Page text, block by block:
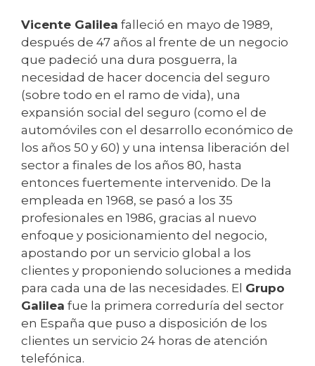
Vicente Galilea falleció en mayo de 1989,
después de 47 años al frente de un negocio
que padeció una dura posguerra, la
necesidad de hacer docencia del seguro
(sobre todo en el ramo de vida), una
expansión social del seguro (como el de
automóviles con el desarrollo económico de
los años 50 y 60) y una intensa liberación del
sector a finales de los años 80, hasta
entonces fuertemente intervenido. De la
empleada en 1968, se pasó a los 35
profesionales en 1986, gracias al nuevo
enfoque y posicionamiento del negocio,
apostando por un servicio global a los
clientes y proponiendo soluciones a medida
para cada una de las necesidades. El Grupo
Galilea fue la primera correduría del sector
en España que puso a disposición de los
clientes un servicio 24 horas de atención
telefónica.